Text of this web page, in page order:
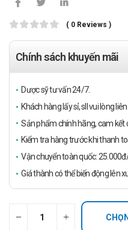
( 0 Reviews )
Chính sách khuyến mãi
Dược sỹ tư vấn 24/7.
Khách hàng lấy sỉ, sll vui lòng
Sản phẩm chính hãng, cam kết
Kiểm tra hàng trước khi thanh
Vận chuyển toàn quốc:
Giá thành có thể biến động lên